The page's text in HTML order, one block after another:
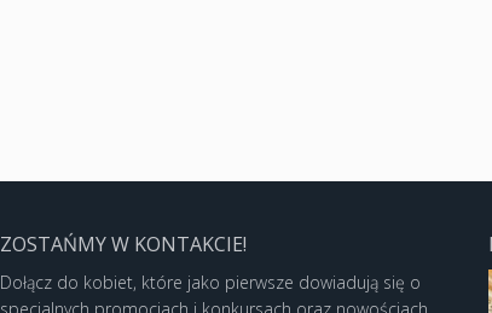
ZOSTAŃMY W KONTAKCIE!
Dołącz do kobiet, które jako pierwsze dowiadują się o